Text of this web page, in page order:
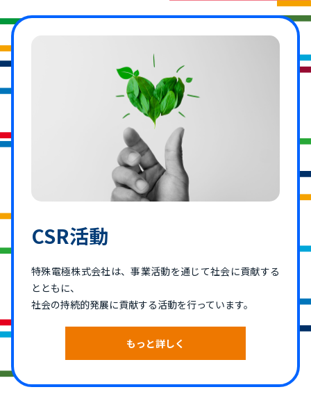
CSR活動
特殊電極株式会社は、事業活動を通じて社会に貢献する
とともに、
社会の持続的発展に貢献する活動を行っています。
もっと詳しく